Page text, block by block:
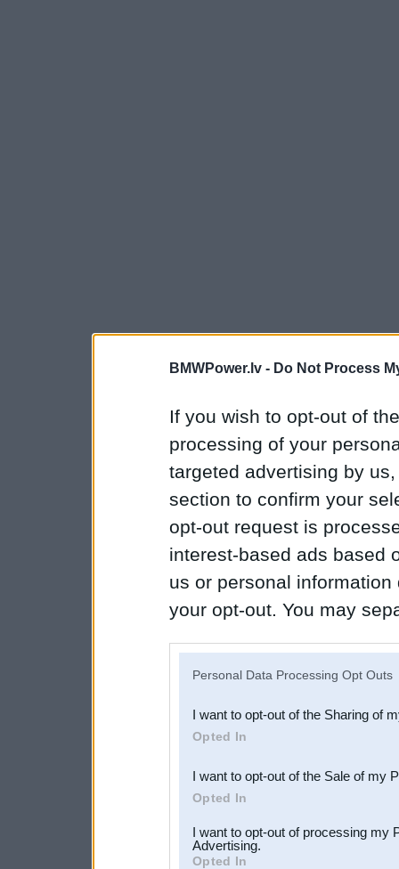
BMWPower.lv - Do Not Process
If you wish to opt-out of
processing of your
targeted advertising by
section to confirm your
opt-out request is
interest-based ads based
us or personal
your opt-out. You may
Downstream Participants
third parties.
Personal Data Processing Opt Outs
I want to opt-out of the Sharing of
Opted In
I want to opt-out of the Sale of my
Opted In
I want to opt-out of processing my
Advertising.
Opted In